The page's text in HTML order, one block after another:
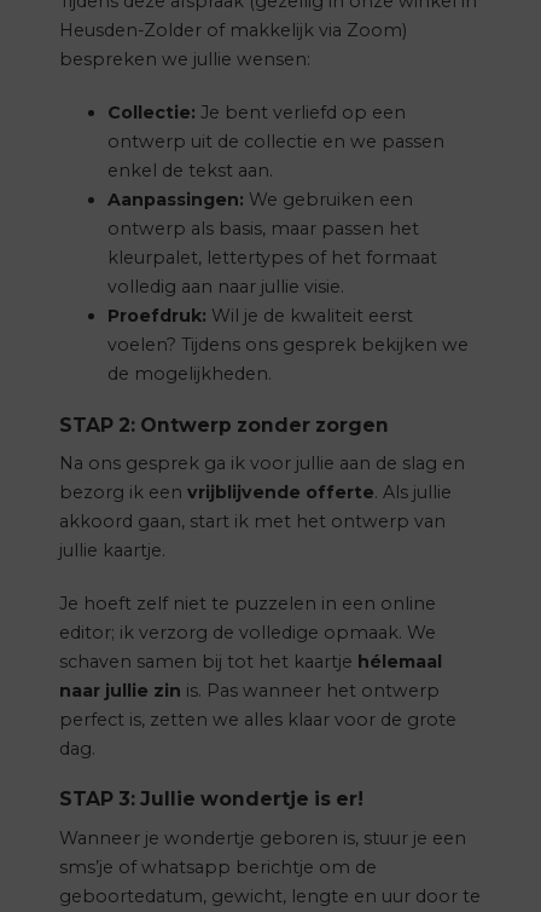
Heusden-Zolder of makkelijk via Zoom)
bespreken we jullie wensen:
Collectie: Je bent verliefd op een
ontwerp uit de collectie en we passen
enkel de tekst aan.
Aanpassingen: We gebruiken een
ontwerp als basis, maar passen het
kleurpalet, lettertypes of het formaat
volledig aan naar jullie visie.
Proefdruk: Wil je de kwaliteit eerst
voelen? Tijdens ons gesprek bekijken we
de mogelijkheden.
STAP 2: Ontwerp zonder zorgen
Na ons gesprek ga ik voor jullie aan de slag en
bezorg ik een vrijblijvende offerte. Als jullie
akkoord gaan, start ik met het ontwerp van
jullie kaartje.
Je hoeft zelf niet te puzzelen in een online
editor; ik verzorg de volledige opmaak. We
schaven samen bij tot het kaartje hélemaal
naar jullie zin is. Pas wanneer het ontwerp
perfect is, zetten we alles klaar voor de grote
dag.
STAP 3: Jullie wondertje is er!
Wanneer je wondertje geboren is, stuur je een
sms’je of whatsapp berichtje om de
geboortedatum, gewicht, lengte en uur door te